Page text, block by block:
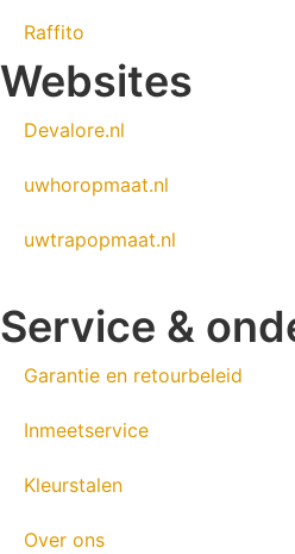
Raffito
Websites
Devalore.nl
uwhoropmaat.nl
uwtrapopmaat.nl
Service &
Garantie en retourbeleid
Inmeetservice
Kleurstalen
Over ons